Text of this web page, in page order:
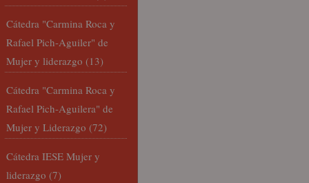
Cátedra "Carmina Roca y
Rafael Pich-Aguiler" de
Mujer y liderazgo (13)
Cátedra "Carmina Roca y
Rafael Pich-Aguilera" de
Mujer y Liderazgo (72)
Cátedra IESE Mujer y
liderazgo (7)